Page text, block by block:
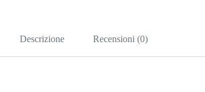
Descrizione Recensioni (0)